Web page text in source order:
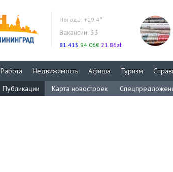
Погода: +19.4°
Вакансии: 33
81.41$ 94.06€ 21.86zł
Работа Недвижимость Афиша Туризм
Публикации Карта новостроек